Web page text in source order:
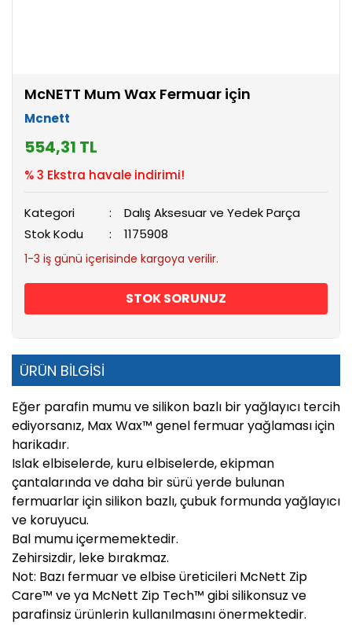
McNETT Mum Wax Fermuar için
Mcnett
554,31 TL
% 3 Ekstra havale indirimi!
Kategori
Dalış Aksesuar ve Yedek Parça
Stok Kodu
1175908
1-3 iş günü içerisinde kargoya verilir.
STOK SORUNUZ
ÜRÜN BİLGİSİ
Eğer parafin mumu ve silikon bazlı bir yağlayıcı tercih
ediyorsanız, Max Wax™ genel fermuar yağlaması için
harikadır.
Islak elbiselerde, kuru elbiselerde, ekipman
çantalarında ve daha bir sürü yerde bulunan
fermuarlar için silikon bazlı, çubuk formunda yağlayıcı
ve koruyucu.
Bal mumu içermemektedir.
Zehirsizdir, leke bırakmaz.
Not: Bazı fermuar ve elbise üreticileri McNett Zip
Care™ ve ya McNett Zip Tech™ gibi silikonsuz ve
parafinsiz ürünlerin kullanılmasını önermektedir.